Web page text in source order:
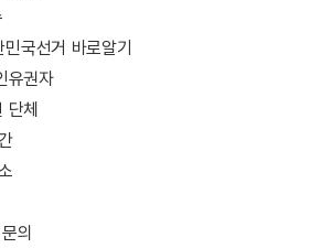
국선거 바로알기
유권자
체
의